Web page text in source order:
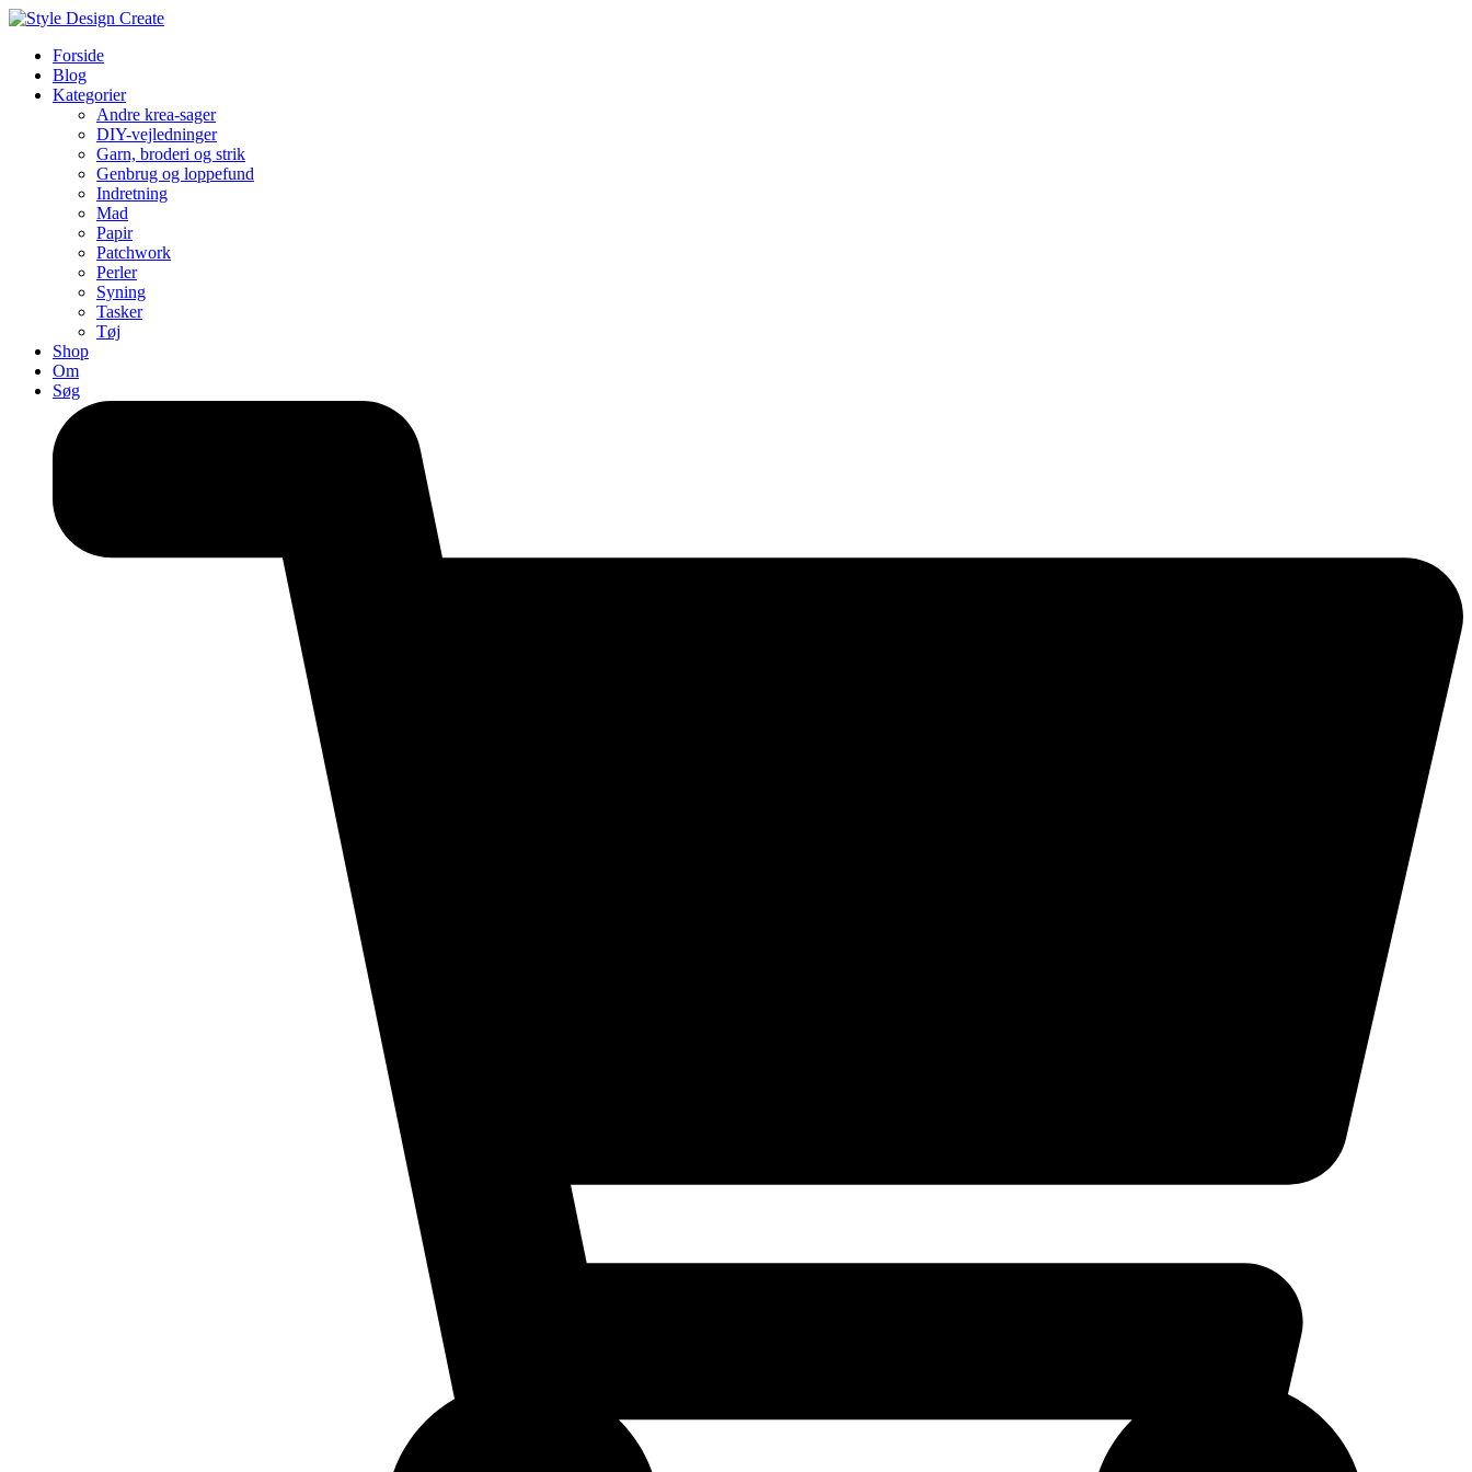
Forside
Blog
Kategorier
Andre krea-sager
DIY-vejledninger
Garn, broderi og strik
Genbrug og loppefund
Indretning
Mad
Papir
Patchwork
Perler
Syning
Tasker
Tøj
Shop
Om
Søg